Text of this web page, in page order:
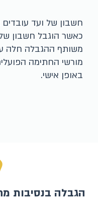
חשבון של ועד
כאשר הוגבל חשבון
משותף ההגבלה חלה
מורשי החתימה
באופן אישי.
הגבלה בנסיבות